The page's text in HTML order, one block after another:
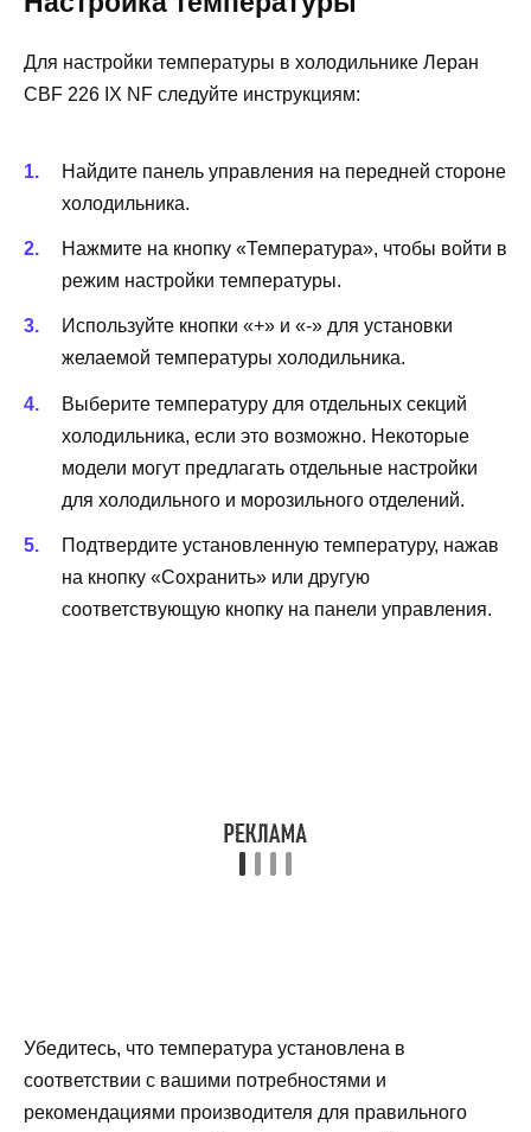
Для настройки температуры в холодильнике Леран
CBF 226 IX NF следуйте инструкциям:
Найдите панель управления на передней стороне
холодильника.
Нажмите на кнопку «Температура», чтобы войти в
режим настройки температуры.
Используйте кнопки «+» и «-» для установки
желаемой температуры холодильника.
Выберите температуру для отдельных секций
холодильника, если это возможно. Некоторые
модели могут предлагать отдельные настройки
для холодильного и морозильного отделений.
Подтвердите установленную температуру, нажав
на кнопку «Сохранить» или другую
соответствующую кнопку на панели управления.
Убедитесь, что температура установлена в
соответствии с вашими потребностями и
рекомендациями производителя для правильного